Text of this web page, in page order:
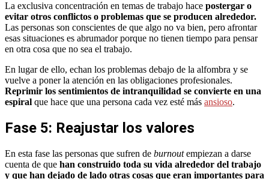
La exclusiva concentración en temas de trabajo hace postergar o
evitar otros conflictos o problemas que se producen alrededor.
Las personas son conscientes de que algo no va bien, pero afrontar
esas situaciones es abrumador porque no tienen tiempo para pensar
en otra cosa que no sea el trabajo.
En lugar de ello, echan los problemas debajo de la alfombra y se
vuelve a poner la atención en las obligaciones profesionales.
Reprimir los sentimientos de intranquilidad se convierte en una
espiral que hace que una persona cada vez esté más ansioso.
Fase 5: Reajustar los valores
En esta fase las personas que sufren de burnoutempiezan a darse
cuenta de que han construido toda su vida alrededor del trabajo
y que han dejado de lado otras cosas que eran importantes para